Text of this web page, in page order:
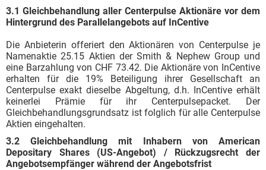
3.1 Gleichbehandlung aller Centerpulse Aktionäre vor dem
Hintergrund des Parallelangebots auf InCentive
Die Anbieterin offeriert den Aktionären von Centerpulse je
Namenaktie 25.15 Aktien der Smith & Nephew Group und
eine Barzahlung von CHF 73.42. Die Aktionäre von InCentive
erhalten für die 19% Beteiligung ihrer Gesellschaft an
Centerpulse exakt dieselbe Abgeltung, d.h. InCentive erhält
keinerlei Prämie für ihr Centerpulsepacket. Der
Gleichbehandlungsgrundsatz ist folglich für alle Centerpulse
Aktien eingehalten.
3.2 Gleichbehandlung mit Inhabern von American
Depositary Shares (US-Angebot) / Rückzugsrecht der
Angebotsempfänger während der Angebotsfrist